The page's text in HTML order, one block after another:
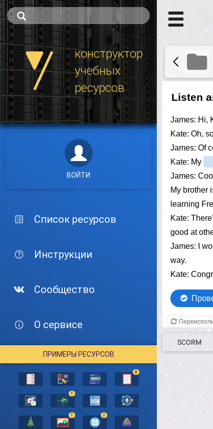
конструктор
учебных
ресурсов
ВОЙТИ
Список ресурсов
Инструкции
Сообщество
О сервисе
ПРИМЕРЫ РЕСУРСОВ
8
1
1 2
SCORM